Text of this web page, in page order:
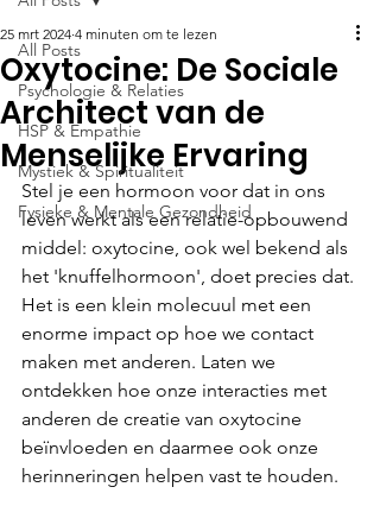
All Posts
Psychologie & Relaties
HSP & Empathie
Mystiek & Spiritualiteit
Fysieke & Mentale Gezondheid
Oxytocine: De Sociale
Architect van de
Menselijke Ervaring
25 mrt 2024 4 minuten om te lezen
Stel je een hormoon voor dat in ons
leven werkt als een relatie-opbouwend
middel: oxytocine, ook wel bekend als
het 'knuffelhormoon', doet precies dat.
Het is een klein molecuul met een
enorme impact op hoe we contact
maken met anderen. Laten we
ontdekken hoe onze interacties met
anderen de creatie van oxytocine
beïnvloeden en daarmee ook onze
herinneringen helpen vast te houden.